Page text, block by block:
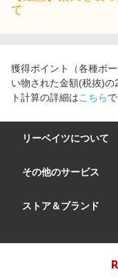
て
獲得ポイント（各種ボ
い物された金額(税抜)
ト計算の詳細はこちら
リーベイツについて
会社概要
サイトマップ
リーベイツ ポイント
その他のサービス
楽天市場
ストア＆ブランド